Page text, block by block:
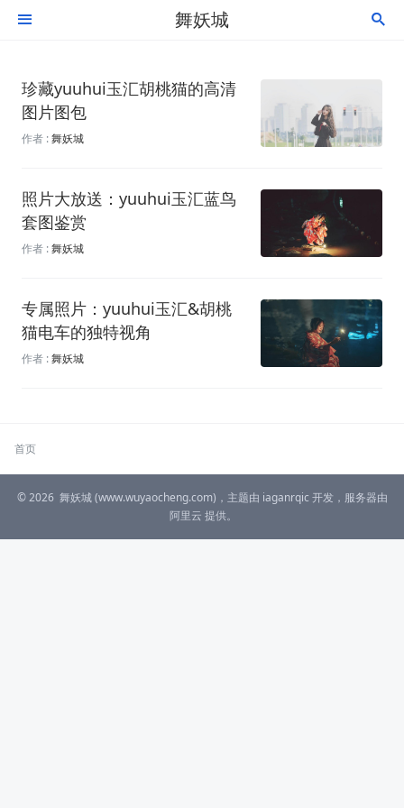
 舞妖城 
珍藏yuuhui玉汇胡桃猫的高清
图片图包
作者 :舞妖城
照片大放送：yuuhui玉汇蓝鸟
套图鉴赏
作者 :舞妖城
专属照片：yuuhui玉汇&胡桃
猫电车的独特视角
作者 :舞妖城
首页
© 2026 舞妖城 (www.wuyaocheng.com)，主题由 iaganrqic 开发，服务器由
阿里云 提供。